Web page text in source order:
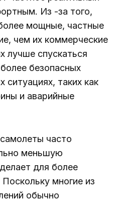
Из -за того,
мощные, частные
чем их коммерческие
лучше спускаться
безопасных
ситуациях, таких как
и аварийные
часто
меньшую
для более
многие из
обычно